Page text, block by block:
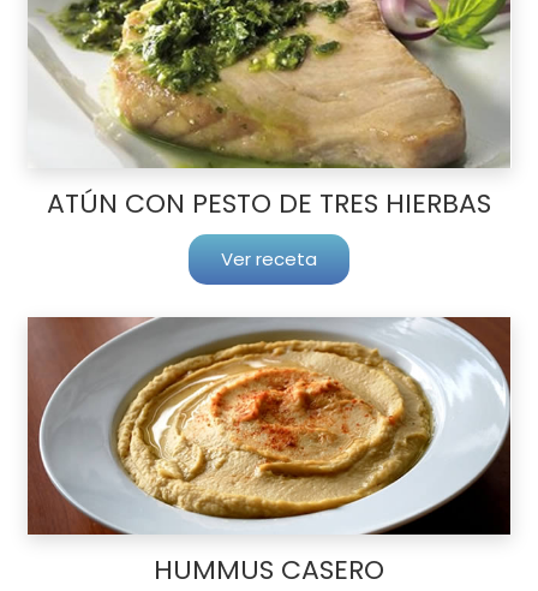
ATÚN CON PESTO DE TRES HIERBAS
Ver receta
HUMMUS CASERO